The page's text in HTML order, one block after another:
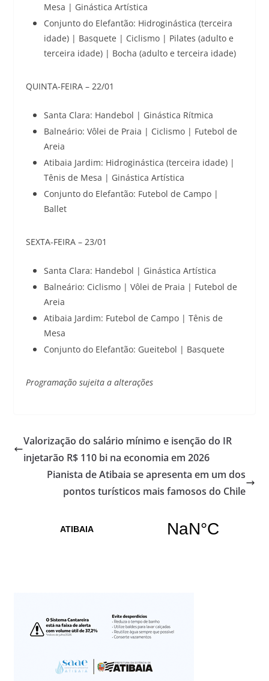
Mesa | Ginástica Artística
Conjunto do Elefantão: Hidroginástica (terceira
idade) | Basquete | Ciclismo | Pilates (adulto e
terceira idade) | Bocha (adulto e terceira idade)
QUINTA-FEIRA – 22/01
Santa Clara: Handebol | Ginástica Rítmica
Balneário: Vôlei de Praia | Ciclismo | Futebol de
Areia
Atibaia Jardim: Hidroginástica (terceira idade) |
Tênis de Mesa | Ginástica Artística
Conjunto do Elefantão: Futebol de Campo |
Ballet
SEXTA-FEIRA – 23/01
Santa Clara: Handebol | Ginástica Artística
Balneário: Ciclismo | Vôlei de Praia | Futebol de
Areia
Atibaia Jardim: Futebol de Campo | Tênis de
Mesa
Conjunto do Elefantão: Gueitebol | Basquete
Programação sujeita a alterações
Valorização do salário mínimo e isenção do IR
injetarão R$ 110 bi na economia em 2026
Pianista de Atibaia se apresenta em um dos
pontos turísticos mais famosos do Chile